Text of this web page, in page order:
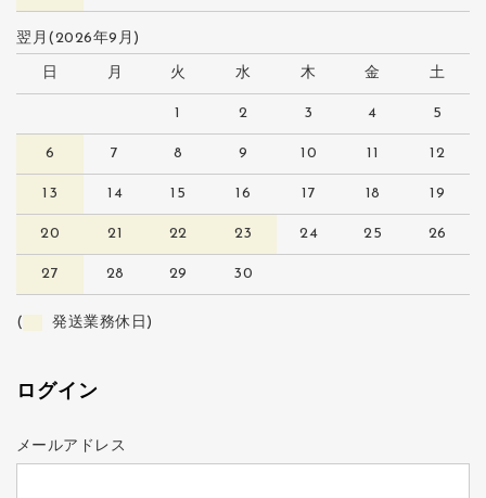
翌月(2026年9月)
日 月 火 水 木 金 土
1 2 3 4 5
6 7 8 9 10 11 12
13 14 15 16 17 18 19
20 21 22 23 24 25 26
27 28 29 30
( 発送業務休日)
ログイン
メールアドレス